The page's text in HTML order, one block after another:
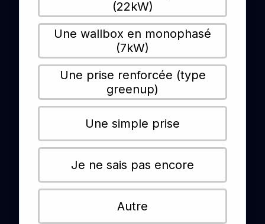
(22kW)
Une wallbox en monophasé
(7kW)
Une prise renforcée (type
greenup)
Une simple prise
Je ne sais pas encore
Autre